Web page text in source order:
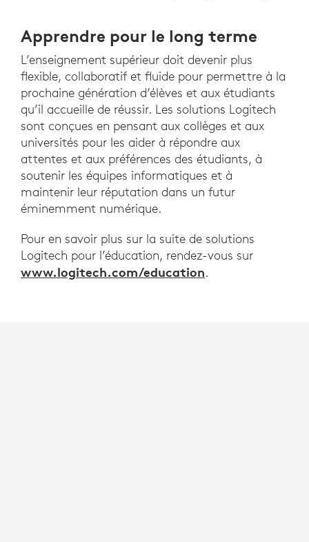
Apprendre pour le long terme
L’enseignement supérieur doit devenir plus
flexible, collaboratif et fluide pour permettre à la
prochaine génération d’élèves et aux étudiants
qu’il accueille de réussir. Les solutions Logitech
sont conçues en pensant aux collèges et aux
universités pour les aider à répondre aux
attentes et aux préférences des étudiants, à
soutenir les équipes informatiques et à
maintenir leur réputation dans un futur
éminemment numérique.
Pour en savoir plus sur la suite de solutions
Logitech pour l’éducation, rendez-vous sur
www.logitech.com/education.